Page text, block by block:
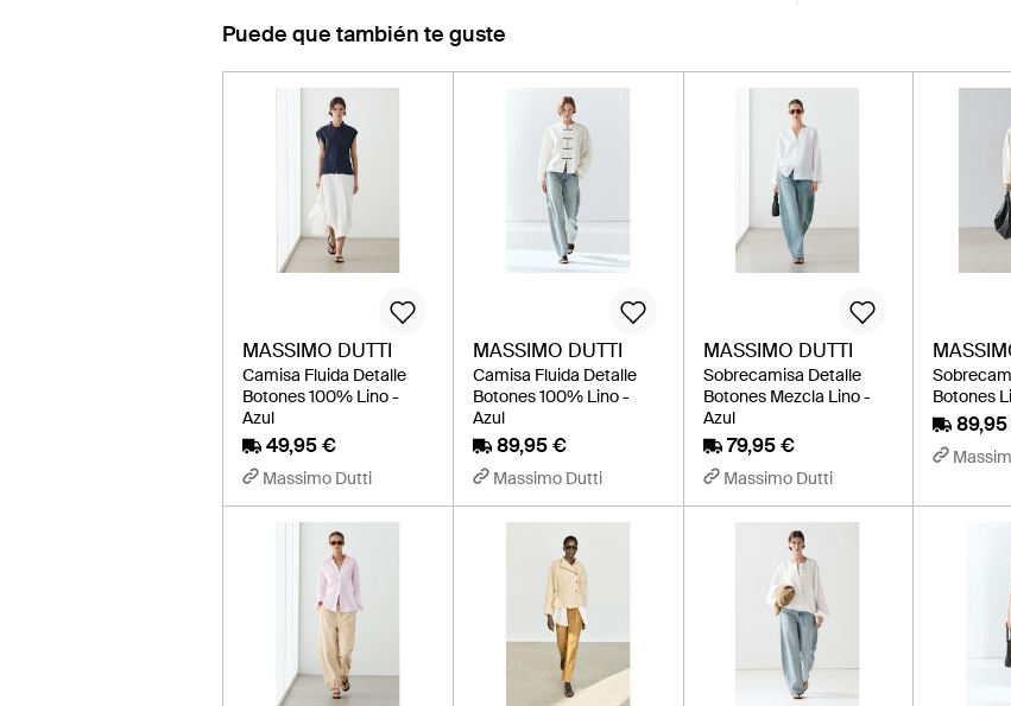
Puede que también te guste
MASSIMO DUTTI
Camisa Fluida Detalle
Botones 100% Lino -
Azul
49,95 €
Massimo Dutti
MASSIMO DUTTI
Camisa Fluida Detalle
Botones 100% Lino -
Azul
89,95 €
Massimo Dutti
MASSIMO DUTTI
Sobrecamisa Detalle
Botones Mezcla Lino -
Azul
79,95 €
Massimo Dutti
Botones